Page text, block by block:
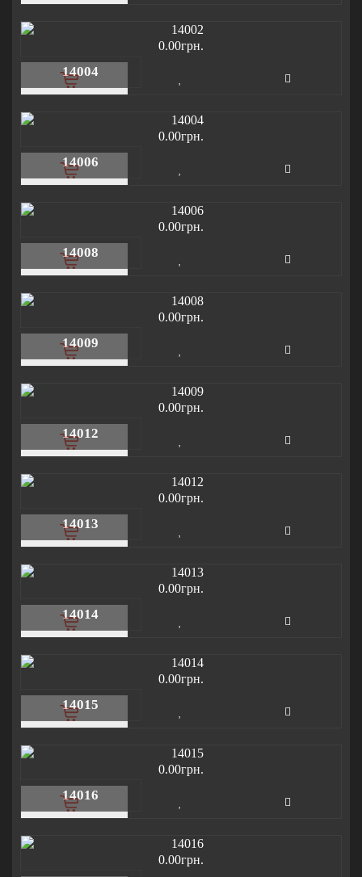
0.00грн.
14004
0.00грн.
14006
0.00грн.
14008
0.00грн.
14009
0.00грн.
14012
0.00грн.
14013
0.00грн.
14014
0.00грн.
14015
0.00грн.
14016
0.00грн.